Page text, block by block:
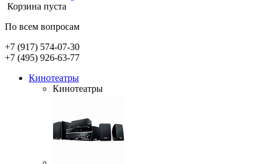
Корзина пуста
По всем вопросам
+7 (917) 574-07-30
+7 (495) 926-63-77
Кинотеатры
Кинотеатры